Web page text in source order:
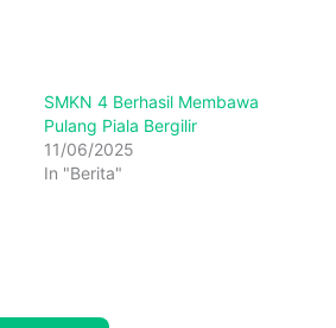
SMKN 4 Berhasil Membawa
Pulang Piala Bergilir
11/06/2025
In "Berita"